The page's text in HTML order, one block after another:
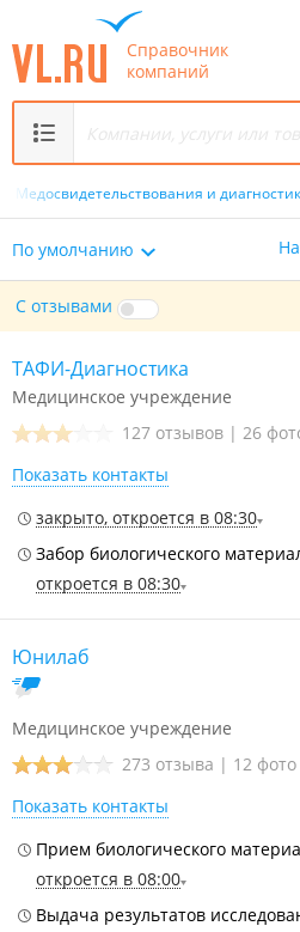
Справочник
компаний
Медосвидетельствования и
По умолчанию
С отзывами
ТАФИ-Диагностика
Медицинское учреждение
127 отзывов | 26
Показать контакты
закрыто, откроется в 08:30
Забор биологического
откроется в 08:30
Юнилаб
Медицинское учреждение
273 отзыва | 12 фото
Показать контакты
Прием биологического
откроется в 08:00
Выдача результатов